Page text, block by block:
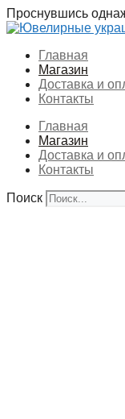
Перейти
к
Проснувшись
Главная
Магазин
Доставка и
Контакты
Главная
Магазин
Доставка и
Контакты
Поиск